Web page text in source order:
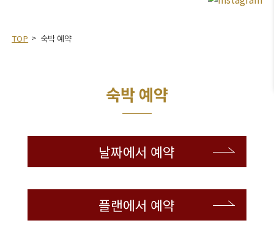
TOP 숙박 예약
숙박 예약
날짜에서 예약
플랜에서 예약